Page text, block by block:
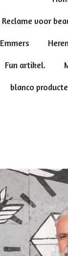
Reclame voor
Emmers
Fun artikel.
blanco